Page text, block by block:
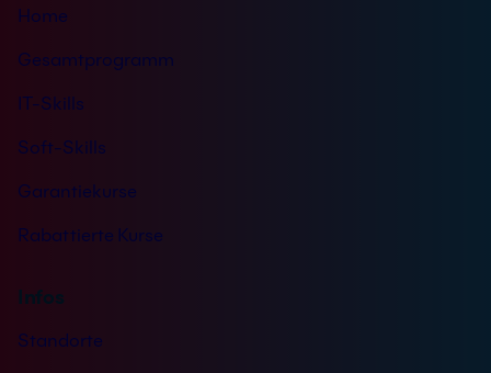
*
Home
Gesamtprogramm
IT-Skills
Soft-Skills
Garantiekurse
Rabattierte Kurse
Infos
Standorte